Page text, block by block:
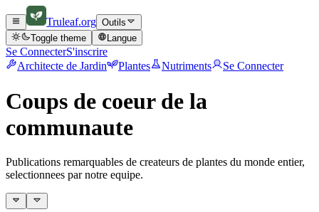
Truleaf.org Outils
Toggle theme
Langue
Se ConnecterS'inscrire
Architecte de Jardin
Plantes Nutriments Se Connecter
Coups de coeur de la
communaute
Publications remarquables de createurs de plantes du monde entier,
selectionnees par notre equipe.